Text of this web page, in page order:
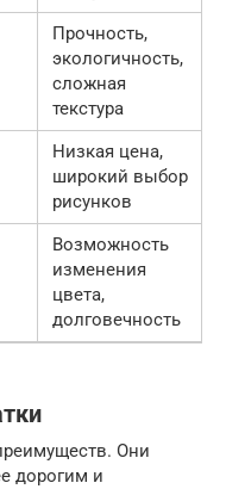
Прочность,
экологичность,
сложная
текстура
Низкая цена,
широкий выбор
рисунков
Возможность
изменения
цвета,
долговечность
Они
дорогим и